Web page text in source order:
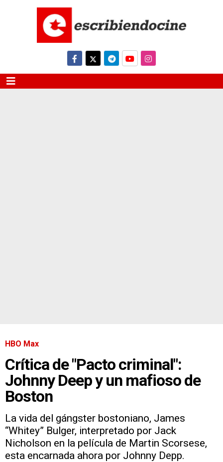
HBO Max
Crítica de "Pacto criminal":
Johnny Deep y un mafioso de
Boston
La vida del gángster bostoniano, James
“Whitey” Bulger, interpretado por Jack
Nicholson en la película de Martin Scorsese,
esta encarnada ahora por Johnny Depp.